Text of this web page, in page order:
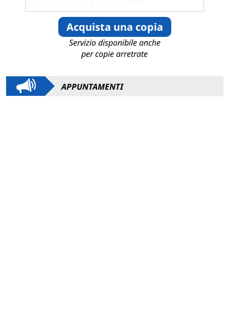
Acquista una copia
Servizio disponibile anche
per copie arretrate
APPUNTAMENTI